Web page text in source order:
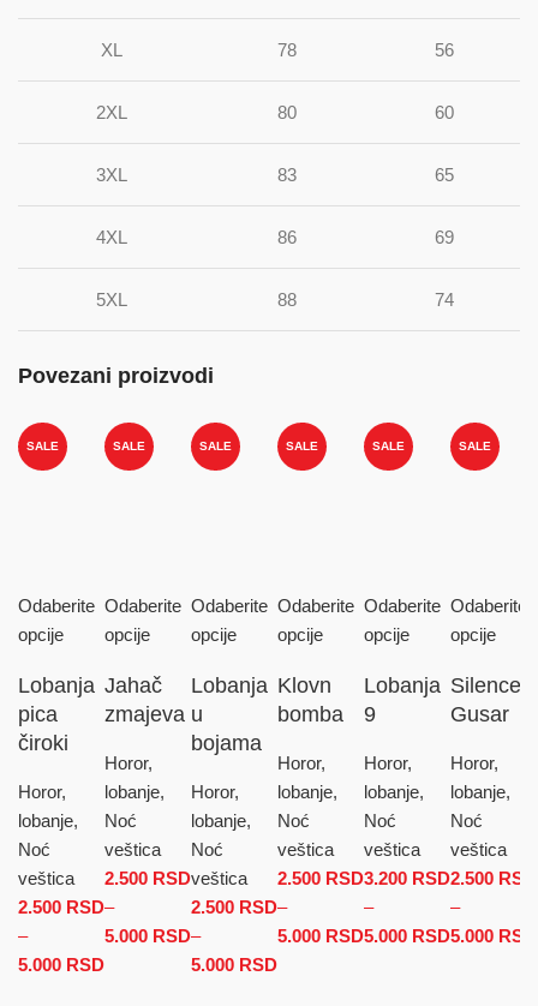
XL 78 56
2XL 80 60
3XL 83 65
4XL 86 69
5XL 88 74
Povezani proizvodi
SALE
Odaberite
opcije
Lobanja
pica
čiroki
Horor,
lobanje,
Noć
veštica
2.500 RSD
–
5.000 RSD Raspon cena: od 2.500 RSD do 5.000 RSD
SALE
Odaberite
opcije
Jahač
zmajeva
Horor,
lobanje,
Noć
veštica
2.500 RSD
–
5.000 RSDRaspon cena: od 2.500 RSD do
5.000 RSD
SALE
Odaberite
opcije
Lobanja
u
bojama
Horor,
lobanje,
Noć
veštica
2.500 RSD
–
5.000 RSD
SALE
Odaberite
opcije
Klovn
bomba
Horor,
lobanje,
Noć
veštica
2.500 RSD
–
5.000 RSDRaspon cena: od
SALE
Odaberite
opcije
Lobanja
9
Horor,
lobanje,
Noć
veštica
3.200 RSD
–
5.000 RSDRaspon
SALE
Odaberite
opcije
Silence-
Gusar
Horor,
lobanje,
Noć
veštica
2.500 RSD
–
5.000 RSD